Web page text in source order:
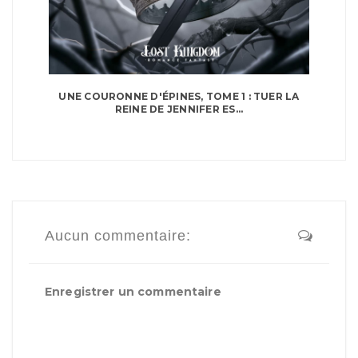
UNE COURONNE D'ÉPINES, TOME 1 : TUER LA
REINE DE JENNIFER ES...
Aucun commentaire:
Enregistrer un commentaire